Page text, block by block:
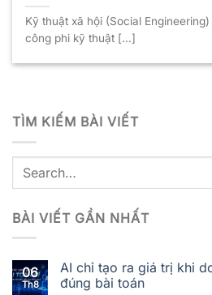
Kỹ thuật xã hội (Social
công phi kỹ thuật [...]
TÌM KIẾM BÀI VIẾT
BÀI VIẾT GẦN NHẤT
06
Th8
AI chỉ tạo ra giá trị khi
đúng bài toán